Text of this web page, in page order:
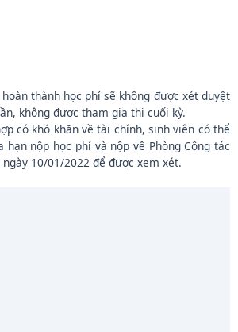
thành học phí sẽ không được xét duyệt
không được tham gia thi cuối kỳ.
có khó khăn về tài chính, sinh viên có thể
hạn nộp học phí và nộp về Phòng Công tác
10/01/2022 để được xem xét.